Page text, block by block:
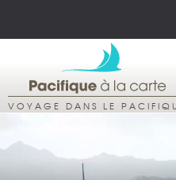
VOYAGE DANS LE